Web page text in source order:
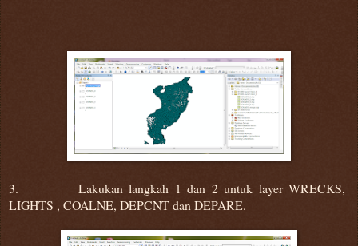
3. Lakukan langkah 1 dan 2 untuk layer WRECKS,
LIGHTS , COALNE, DEPCNT dan DEPARE.